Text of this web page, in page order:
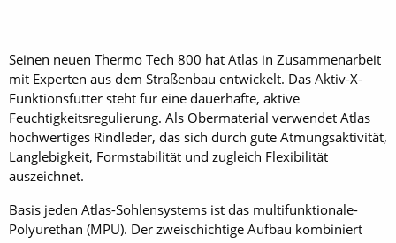
Seinen neuen Thermo Tech 800 hat Atlas in Zusammenarbeit
mit Experten aus dem Straßenbau entwickelt. Das Aktiv-X-
Funktionsfutter steht für eine dauerhafte, aktive
Feuchtigkeitsregulierung. Als Obermaterial verwendet Atlas
hochwertiges Rindleder, das sich durch gute Atmungsaktivität,
Langlebigkeit, Formstabilität und zugleich Flexibilität
auszeichnet.
Basis jeden Atlas-Sohlensystems ist das multifunktionale-
Polyurethan (MPU). Der zweischichtige Aufbau kombiniert